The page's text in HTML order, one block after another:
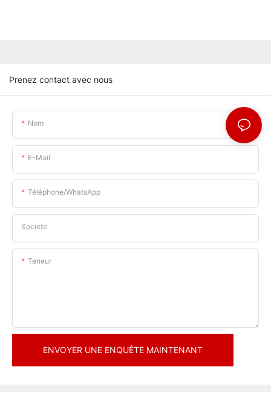
Prenez contact avec nous
Nom
E-Mail
Téléphone/WhatsApp
Société
Teneur
ENVOYER UNE ENQUÊTE MAINTENANT